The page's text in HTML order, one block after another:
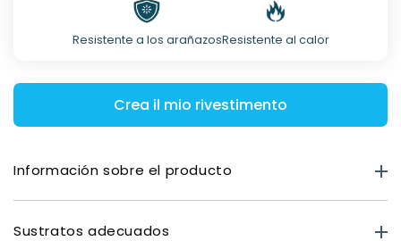
Resistente a los arañazosResistente al calor
Crea il mio rivestimento
Información sobre el producto
Sustratos adecuados